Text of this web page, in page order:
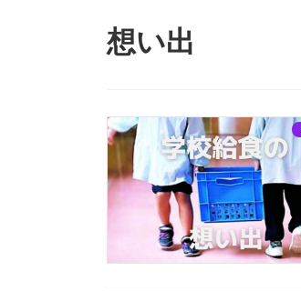
想い出